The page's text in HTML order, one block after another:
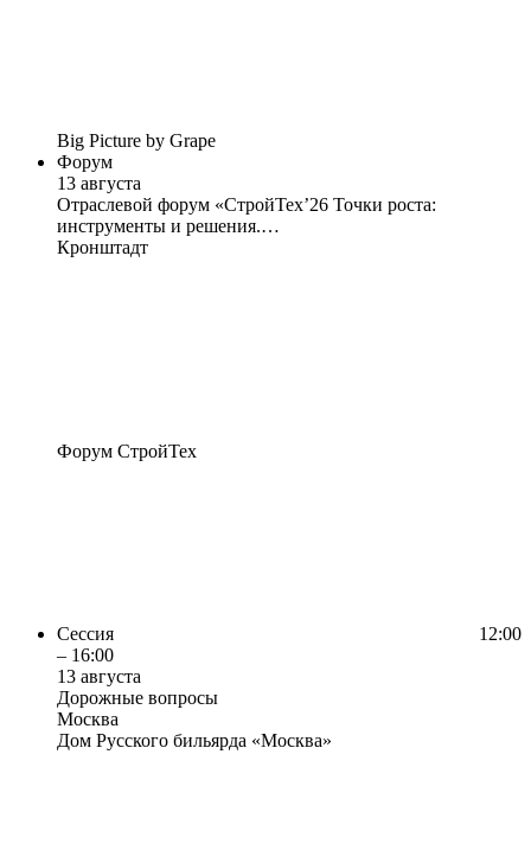
Big Picture by Grape
Форум
13 августа
Отраслевой форум «СтройТех’26 Точки роста:
инструменты и решения.…
Кронштадт
Форум СтройТех
Сессия
12:00
– 16:00
13 августа
Дорожные вопросы
Москва
Дом Русского бильярда «Москва»